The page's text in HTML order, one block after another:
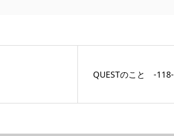
QUESTのこと ‐118‐